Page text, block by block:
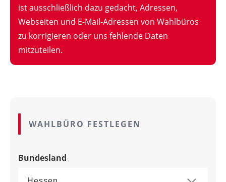
ist ausschließlich dazu gedacht, Adressen,
Webseiten und E-Mail-Adressen von Wahlbüros
zu korrigieren oder uns fehlende Daten
mitzuteilen.
WAHLBÜRO FESTLEGEN
Bundesland